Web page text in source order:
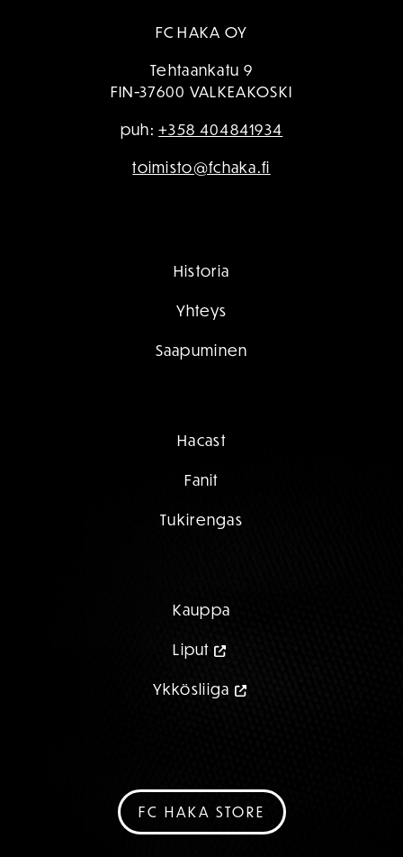
FC HAKA OY
Tehtaankatu 9
FIN-37600 VALKEAKOSKI
puh:+358 404841934
toimisto@fchaka.fi
Historia
Yhteys
Saapuminen
Hacast
Fanit
Tukirengas
Kauppa
Liput
Ykkösliiga
FC HAKA STORE